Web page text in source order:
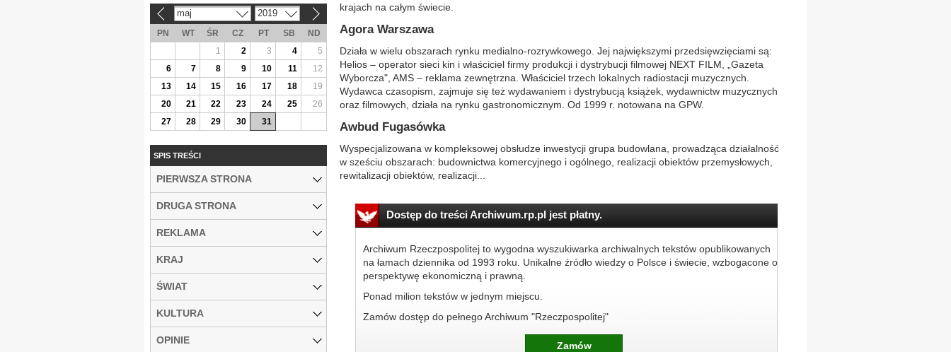
krajach na całym świecie.
Agora Warszawa
Działa w wielu obszarach rynku medialno-rozrywkowego. Jej największymi przedsięwzięciami są:
Helios – operator sieci kin i właściciel firmy produkcji i dystrybucji filmowej NEXT FILM, „Gazeta
Wyborcza", AMS – reklama zewnętrzna. Właściciel trzech lokalnych radiostacji muzycznych.
Wydawca czasopism, zajmuje się też wydawaniem i dystrybucją książek, wydawnictw muzycznych
oraz filmowych, działa na rynku gastronomicznym. Od 1999 r. notowana na GPW.
Awbud Fugasówka
Wyspecjalizowana w kompleksowej obsłudze inwestycji grupa budowlana, prowadząca działalność
w sześciu obszarach: budownictwa komercyjnego i ogólnego, realizacji obiektów przemysłowych,
rewitalizacji obiektów, realizacji...
Dostęp do treści Archiwum.rp.pl jest płatny.
Archiwum Rzeczpospolitej to wygodna wyszukiwarka archiwalnych tekstów opublikowanych
na łamach dziennika od 1993 roku. Unikalne źródło wiedzy o Polsce i świecie, wzbogacone o
perspektywę ekonomiczną i prawną.
Ponad milion tekstów w jednym miejscu.
Zamów dostęp do pełnego Archiwum "Rzeczpospolitej"
Zamów
maj 2019
PN WT ŚR CZ PT SB
ND
1
2 3 4
5
6
7 8 9 10 11
12
13
14 15 16 17 18
19
20
21 22 23 24 25
26
27
28 29 30 31
SPIS TREŚCI
PIERWSZA STRONA
DRUGA STRONA
REKLAMA
KRAJ
ŚWIAT
KULTURA
OPINIE